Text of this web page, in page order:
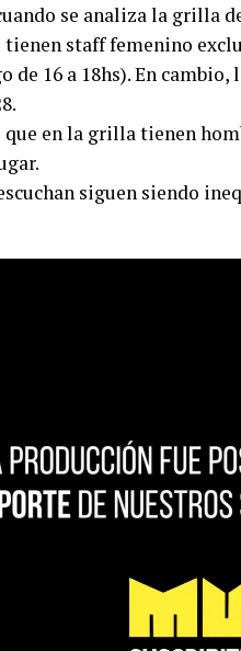
se analiza la grilla
tienen staff femenino
de 16 a 18hs). En
que en la grilla tienen
siguen siendo